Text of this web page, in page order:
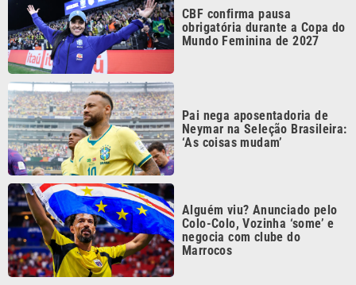
Marrocos
Continua após a publicidade
VTV é afiliada do
SBT na Região
Metropolitana de
Campinas e
CATEGORIAS
Cotidiano
Mundo Polícia
Política
NOS SIGA NAS